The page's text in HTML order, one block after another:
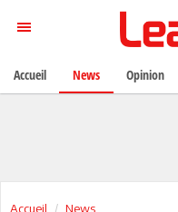
Accueil News
Accueil News Opinion